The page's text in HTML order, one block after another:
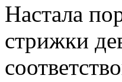
Настала
стрижки